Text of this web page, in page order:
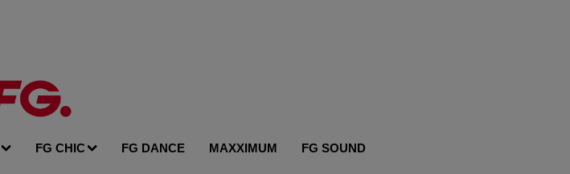
FG CHIC FG DANCE MAXXIMUM FG SOUND